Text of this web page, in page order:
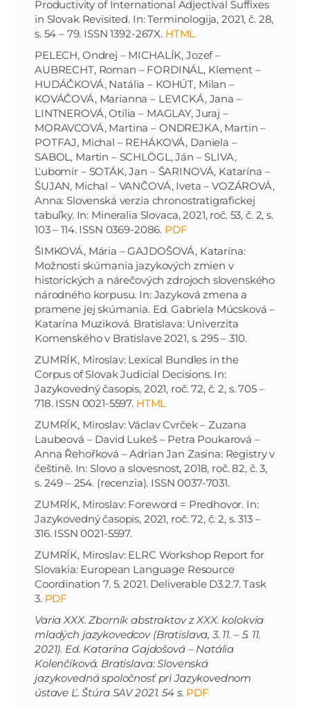
Productivity of International Adjectival Suffixes
in Slovak Revisited. In: Terminologija, 2021, č. 28,
s. 54 – 79. ISSN 1392-267X. HTML
PELECH, Ondrej – MICHALÍK, Jozef –
AUBRECHT, Roman – FORDINÁL, Klement –
HUDÁČKOVÁ, Natália – KOHÚT, Milan –
KOVÁČOVÁ, Marianna – LEVICKÁ, Jana –
LINTNEROVÁ, Otília – MAGLAY, Juraj –
MORAVCOVÁ, Martina – ONDREJKA, Martin –
POTFAJ, Michal – REHÁKOVÁ, Daniela –
SABOL, Martin – SCHLÖGL, Ján – SLIVA,
Ľubomír – SOTÁK, Jan – ŠARINOVÁ, Katarína –
ŠUJAN, Michal – VANČOVÁ, Iveta – VOZÁROVÁ,
Anna: Slovenská verzia chronostratigrafickej
tabuľky. In: Mineralia Slovaca, 2021, roč. 53, č. 2, s.
103 – 114. ISSN 0369-2086. PDF
ŠIMKOVÁ, Mária – GAJDOŠOVÁ, Katarína:
Možnosti skúmania jazykových zmien v
historických a nárečových zdrojoch slovenského
národného korpusu. In: Jazyková zmena a
pramene jej skúmania. Ed. Gabriela Múcsková –
Katarína Muziková. Bratislava: Univerzita
Komenského v Bratislave 2021, s. 295 – 310.
ZUMRÍK, Miroslav: Lexical Bundles in the
Corpus of Slovak Judicial Decisions. In:
Jazykovedný časopis, 2021, roč. 72, č. 2, s. 705 –
718. ISSN 0021-5597. HTML
ZUMRÍK, Miroslav: Václav Cvrček – Zuzana
Laubeová – David Lukeš – Petra Poukarová –
Anna Řehořková – Adrian Jan Zasina: Registry v
češtině. In: Slovo a slovesnost, 2018, roč. 82, č. 3,
s. 249 – 254. (recenzia). ISSN 0037-7031.
ZUMRÍK, Miroslav: Foreword = Predhovor. In:
Jazykovedný časopis, 2021, roč. 72, č. 2, s. 313 –
316. ISSN 0021-5597.
ZUMRÍK, Miroslav: ELRC Workshop Report for
Slovakia: European Language Resource
Coordination 7. 5. 2021. Deliverable D3.2.7. Task
3. PDF
Varia XXX. Zborník abstraktov z XXX. kolokvia
mladých jazykovedcov (Bratislava, 3. 11. – 5. 11.
2021). Ed. Katarína Gajdošová – Natália
Kolenčíková. Bratislava: Slovenská
jazykovedná spoločnosť pri Jazykovednom
ústave Ľ. Štúra SAV 2021. 54 s. PDF